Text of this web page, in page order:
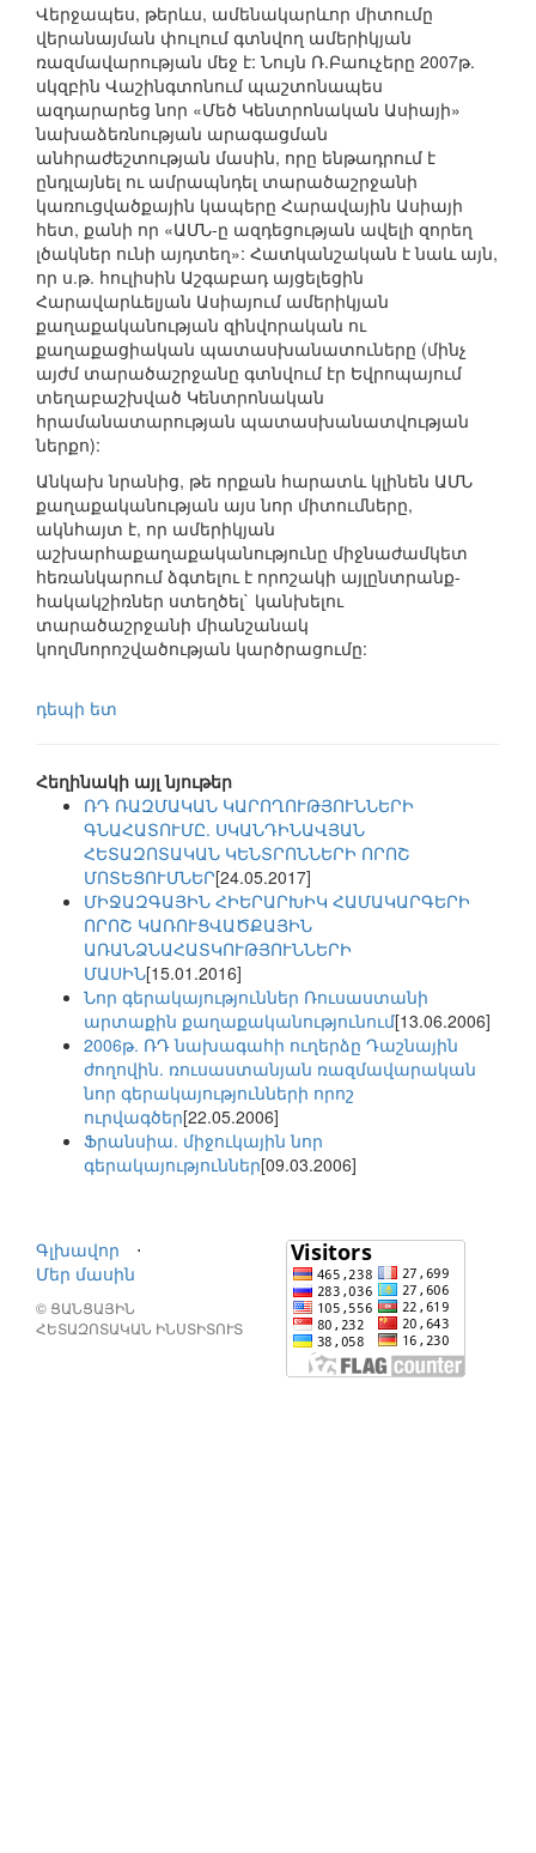
Վերջապես, թերևս, ամենակարևոր միտումը
վերանայման փուլում գտնվող ամերիկյան
ռազմավարության մեջ է: Նույն Ռ.Բաուչերը 2007թ.
սկզբին Վաշինգտոնում պաշտոնապես
ազդարարեց նոր «Մեծ Կենտրոնական Ասիայի»
նախաձեռնության արագացման
անհրաժեշտության մասին, որը ենթադրում է
ընդլայնել ու ամրապնդել տարածաշրջանի
կառուցվածքային կապերը Հարավային Ասիայի
հետ, քանի որ «ԱՄՆ-ը ազդեցության ավելի զորեղ
լծակներ ունի այդտեղ»: Հատկանշական է նաև այն,
որ ս.թ. հուլիսին Աշգաբադ այցելեցին
Հարավարևելյան Ասիայում ամերիկյան
քաղաքականության զինվորական ու
քաղաքացիական պատասխանատուները (մինչ
այժմ տարածաշրջանը գտնվում էր Եվրոպայում
տեղաբաշխված Կենտրոնական
հրամանատարության պատասխանատվության
ներքո):
Անկախ նրանից, թե որքան հարատև կլինեն ԱՄՆ
քաղաքականության այս նոր միտումները,
ակնհայտ է, որ ամերիկյան
աշխարհաքաղաքականությունը միջնաժամկետ
հեռանկարում ձգտելու է որոշակի այլընտրանք-
հակակշիռներ ստեղծել` կանխելու
տարածաշրջանի միանշանակ
կողմնորոշվածության կարծրացումը:
դեպի ետ
Հեղինակի այլ նյութեր
ՌԴ ՌԱԶՄԱԿԱՆ ԿԱՐՈՂՈՒԹՅՈՒՆՆԵՐԻ
ԳՆԱՀԱՏՈՒՄԸ. ՍԿԱՆԴԻՆԱՎՅԱՆ
ՀԵՏԱԶՈՏԱԿԱՆ ԿԵՆՏՐՈՆՆԵՐԻ ՈՐՈՇ
ՄՈՏԵՑՈՒՄՆԵՐ[24.05.2017]
ՄԻՋԱԶԳԱՅԻՆ ՀԻԵՐԱՐԽԻԿ ՀԱՄԱԿԱՐԳԵՐԻ
ՈՐՈՇ ԿԱՌՈՒՑՎԱԾՔԱՅԻՆ
ԱՌԱՆՁՆԱՀԱՏԿՈՒԹՅՈՒՆՆԵՐԻ
ՄԱՍԻՆ[15.01.2016]
Նոր գերակայություններ Ռուսաստանի
արտաքին քաղաքականությունում[13.06.2006]
2006թ. ՌԴ նախագահի ուղերձը Դաշնային
ժողովին. ռուսաստանյան ռազմավարական
նոր գերակայությունների որոշ
ուրվագծեր[22.05.2006]
Ֆրանսիա. միջուկային նոր
գերակայություններ[09.03.2006]
Գլխավոր
⋅
Մեր մասին
© ՑԱՆՑԱՅԻՆ
ՀԵՏԱԶՈՏԱԿԱՆ ԻՆՍՏԻՏՈՒՏ